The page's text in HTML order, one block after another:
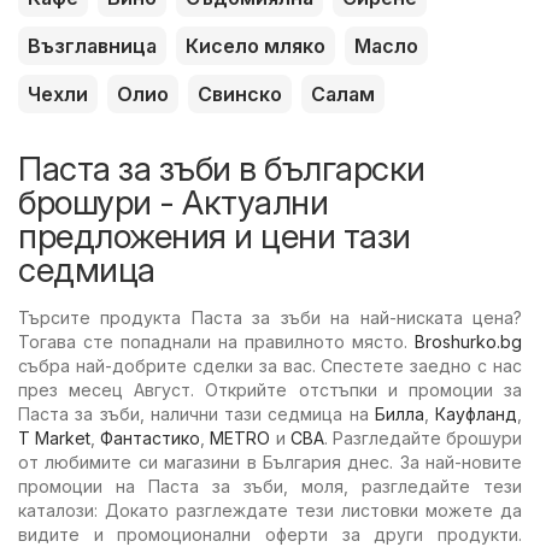
Възглавница
Кисело мляко
Масло
Чехли
Олио Свинско Салам
Паста за зъби в български
брошури - Актуални
предложения и цени тази
седмица
Търсите продукта Паста за зъби на най-ниската цена?
Тогава сте попаднали на правилното място. Broshurko.bg
събра най-добрите сделки за вас. Спестете заедно с нас
през месец Август. Открийте отстъпки и промоции за
Паста за зъби, налични тази седмица на Билла Кауфланд
T Market ,Фантастико ,METRO и CBA. Разгледайте брошури
от любимите си магазини в България днес. За най-новите
промоции на Паста за зъби, моля, разгледайте тези
каталози: Докато разглеждате тези листовки можете да
видите и промоционални оферти за други продукти.